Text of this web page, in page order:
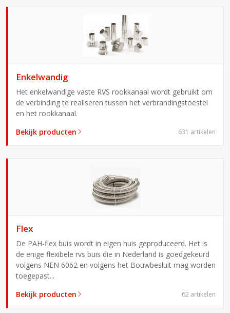
Enkelwandig
Het enkelwandige vaste RVS rookkanaal wordt gebruikt om
de verbinding te realiseren tussen het verbrandingstoestel
en het rookkanaal.
Bekijk producten
631 artikelen
Flex
De PAH-flex buis wordt in eigen huis geproduceerd. Het is
de enige flexibele rvs buis die in Nederland is goedgekeurd
volgens NEN 6062 en volgens het Bouwbesluit mag worden
toegepast...
Bekijk producten
62 artikelen